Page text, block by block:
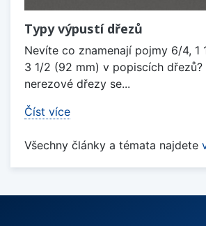
Typy výpustí dřezů
Nevíte co znamenají pojmy 6/4, 1
3 1/2 (92 mm) v popiscích dřezů?
nerezové dřezy se...
Číst více
Všechny články a témata najdete